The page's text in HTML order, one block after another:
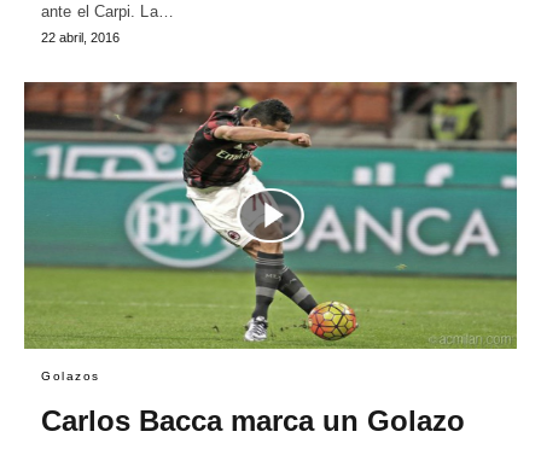
ante el Carpi. La…
22 abril, 2016
Golazos
Carlos Bacca marca un Golazo